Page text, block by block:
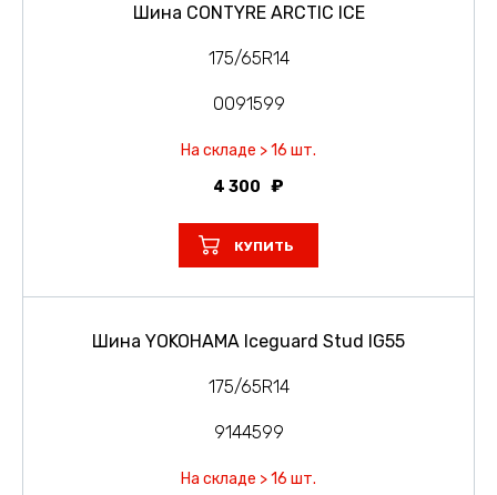
Шина CONTYRE ARCTIC ICE
175/65R14
0091599
На складе > 16 шт.
4 300
КУПИТЬ
Шина YOKOHAMA Iceguard Stud IG55
175/65R14
9144599
На складе > 16 шт.